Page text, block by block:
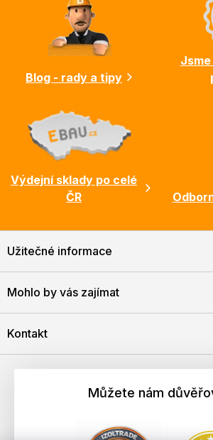
Blog - rady a tipy
Výdejní sklady po celé
ČR
Užitečné informace
Mohlo by vás zajímat
Kontakt
Můžete nám